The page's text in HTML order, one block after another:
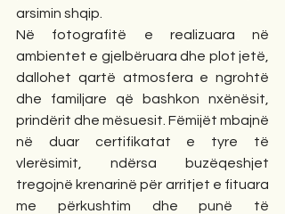
arsimin shqip.
Në fotografitë e realizuara në
ambientet e gjelbëruara dhe plot jetë,
dallohet qartë atmosfera e ngrohtë
dhe familjare që bashkon nxënësit,
prindërit dhe mësuesit. Fëmijët mbajnë
në duar certifikatat e tyre të
vlerësimit, ndërsa buzëqeshjet
tregojnë krenarinë për arritjet e fituara
me përkushtim dhe punë të